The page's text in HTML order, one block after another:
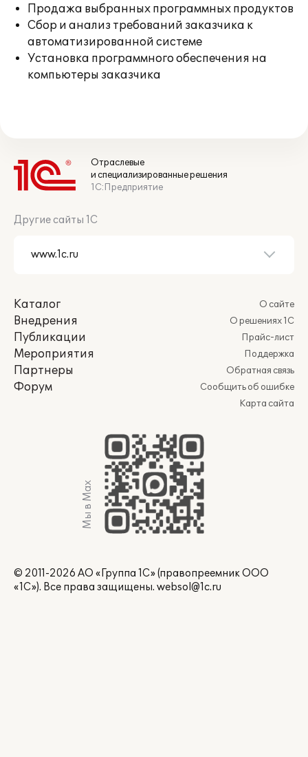
Продажа выбранных программных продуктов
Сбор и анализ требований заказчика к
автоматизированной системе
Установка программного обеспечения на
компьютеры заказчика
Отраслевые
и специализированные решения
1С:Предприятие
Другие сайты 1С
Каталог
Внедрения
Публикации
Мероприятия
Партнеры
Форум
О сайте
О решениях 1С
Прайс-лист
Поддержка
Обратная связь
Сообщить об ошибке
Карта сайта
Мы в Max
© 2011-2026 АО «Группа 1С» (правопреемник ООО
«1С»). Все права защищены. websol@1c.ru